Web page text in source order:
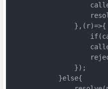
                },(r)=>{
                });
            }else{